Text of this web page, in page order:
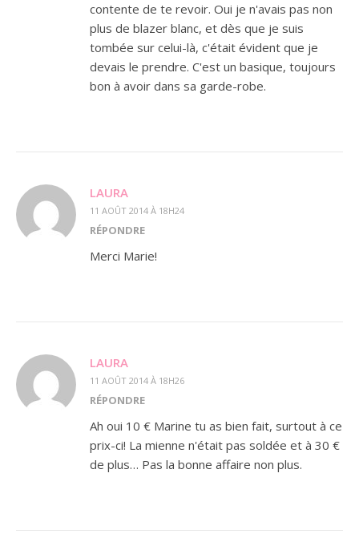
contente de te revoir. Oui je n'avais pas non
plus de blazer blanc, et dès que je suis
tombée sur celui-là, c'était évident que je
devais le prendre. C'est un basique, toujours
bon à avoir dans sa garde-robe.
LAURA
11 AOÛT 2014 À 18H24
RÉPONDRE
Merci Marie!
LAURA
11 AOÛT 2014 À 18H26
RÉPONDRE
Ah oui 10 € Marine tu as bien fait, surtout à ce
prix-ci! La mienne n'était pas soldée et à 30 €
de plus… Pas la bonne affaire non plus.